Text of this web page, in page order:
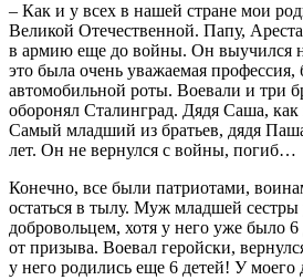
– Как и у всех в нашей стране мои
Великой Отечественной. Папу,
в армию еще до войны. Он выучился
это была очень уважаемая
автомобильной роты. Воевали и три
оборонял Сталинград. Дядя Саша,
Самый младший из братьев, дядя
лет. Он не вернулся с войны, погиб…
Конечно, все были патриотами,
остаться в тылу. Муж младшей
добровольцем, хотя у него уже было
от призыва. Воевал геройски,
у него родились еще 6 детей! У моего